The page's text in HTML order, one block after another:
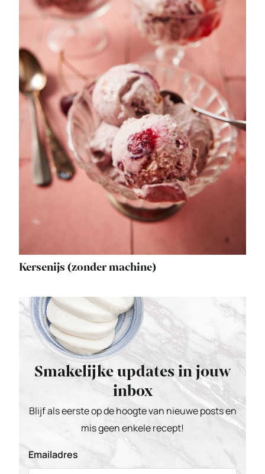
Kersenijs (zonder machine)
Smakelijke updates in jouw
inbox
Blijf als eerste op de hoogte van nieuwe posts en
mis geen enkele recept!
Emailadres